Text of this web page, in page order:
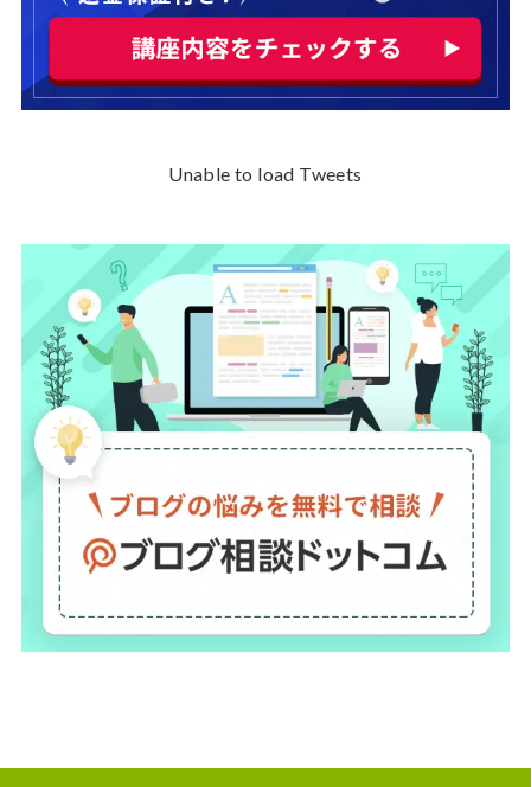
Unable to load Tweets